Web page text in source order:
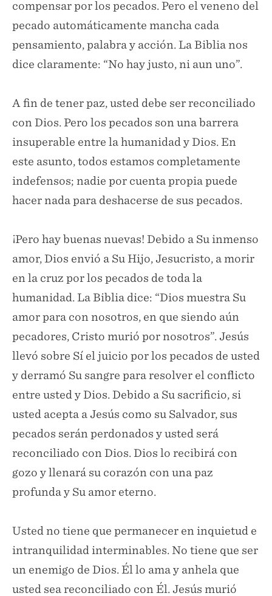
compensar por los pecados. Pero el veneno del
pecado automáticamente mancha cada
pensamiento, palabra y acción. La Biblia nos
dice claramente: “No hay justo, ni aun uno”.
A fin de tener paz, usted debe ser reconciliado
con Dios. Pero los pecados son una barrera
insuperable entre la humanidad y Dios. En
este asunto, todos estamos completamente
indefensos; nadie por cuenta propia puede
hacer nada para deshacerse de sus pecados.
¡Pero hay buenas nuevas! Debido a Su inmenso
amor, Dios envió a Su Hijo, Jesucristo, a morir
en la cruz por los pecados de toda la
humanidad. La Biblia dice: “Dios muestra Su
amor para con nosotros, en que siendo aún
pecadores, Cristo murió por nosotros”. Jesús
llevó sobre Sí el juicio por los pecados de usted
y derramó Su sangre para resolver el conflicto
entre usted y Dios. Debido a Su sacrificio, si
usted acepta a Jesús como su Salvador, sus
pecados serán perdonados y usted será
reconciliado con Dios. Dios lo recibirá con
gozo y llenará su corazón con una paz
profunda y Su amor eterno.
Usted no tiene que permanecer en inquietud e
intranquilidad interminables. No tiene que ser
un enemigo de Dios. Él lo ama y anhela que
usted sea reconciliado con Él. Jesús murió